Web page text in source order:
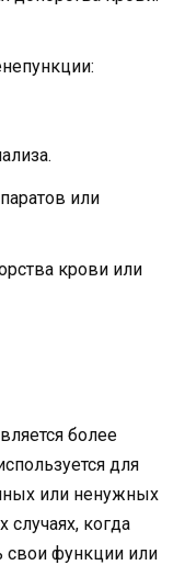
или
крови или
более
для
или ненужных
случаях, когда
функции или